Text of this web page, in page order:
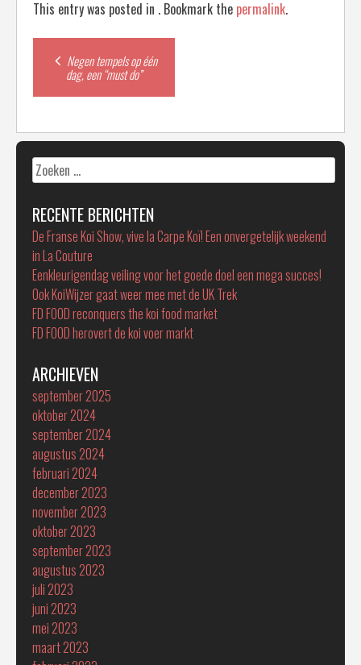
This entry was posted in . Bookmark the permalink.
Post
navigation
Negen tempels op één
dag, een “must do”
Zoeken
naar:
RECENTE BERICHTEN
De Franse Koi Show, vive la Carpe Koï! Een onvergetelijk weekend
in La Couture
Eenkleurigendag veiling voor het goede doel een mega succes!
Ook KoiWijzer gaat weer mee met de UK Trek
FD FOOD reconquers the koi food market
FD FOOD herovert de koi voer markt
ARCHIEVEN
september 2025
oktober 2024
september 2024
augustus 2024
februari 2024
december 2023
november 2023
oktober 2023
september 2023
augustus 2023
juli 2023
juni 2023
mei 2023
maart 2023